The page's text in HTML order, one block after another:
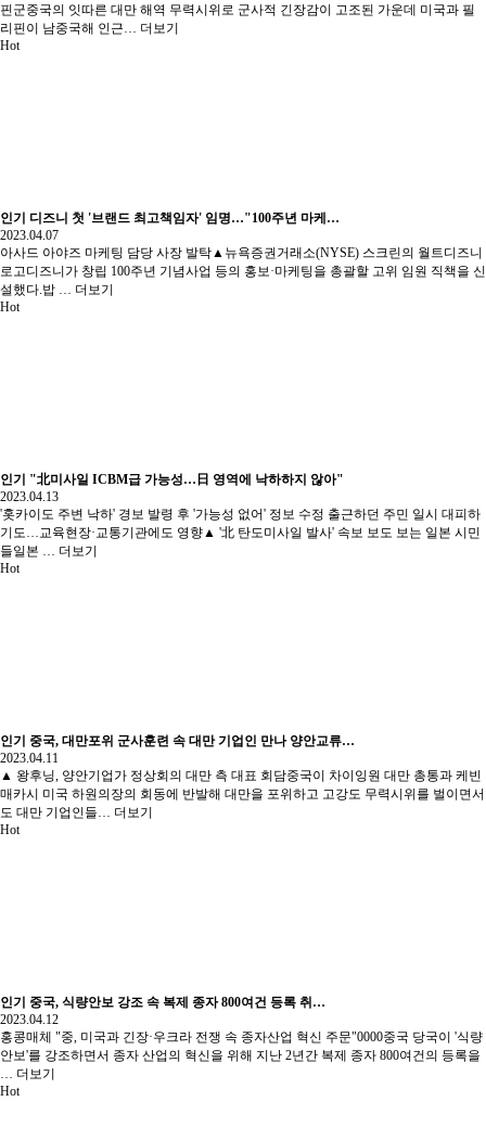
핀군중국의 잇따른 대만 해역 무력시위로 군사적 긴장감이 고조된 가운데 미국과 필
리핀이 남중국해 인근… 더보기
Hot
인기 디즈니 첫 '브랜드 최고책임자' 임명…"100주년 마케…
2023.04.07
아사드 아야즈 마케팅 담당 사장 발탁▲뉴욕증권거래소(NYSE) 스크린의 월트디즈니
로고​디즈니가 창립 100주년 기념사업 등의 홍보·마케팅을 총괄할 고위 임원 직책을 신
설했다.밥 … 더보기
Hot
인기 "北미사일 ICBM급 가능성…日 영역에 낙하하지 않아"
2023.04.13
'홋카이도 주변 낙하' 경보 발령 후 '가능성 없어' 정보 수정 출근하던 주민 일시 대피하
기도…교육현장·교통기관에도 영향▲ '北 탄도미사일 발사' 속보 보도 보는 일본 시민
들일본 … 더보기
Hot
인기 중국, 대만포위 군사훈련 속 대만 기업인 만나 양안교류…
2023.04.11
▲ 왕후닝, 양안기업가 정상회의 대만 측 대표 회담중국이 차이잉원 대만 총통과 케빈
매카시 미국 하원의장의 회동에 반발해 대만을 포위하고 고강도 무력시위를 벌이면서
도 대만 기업인들… 더보기
Hot
인기 중국, 식량안보 강조 속 복제 종자 800여건 등록 취…
2023.04.12
홍콩매체 "중, 미국과 긴장·우크라 전쟁 속 종자산업 혁신 주문"0000중국 당국이 '식량
안보'를 강조하면서 종자 산업의 혁신을 위해 지난 2년간 복제 종자 800여건의 등록을
더보기
Hot